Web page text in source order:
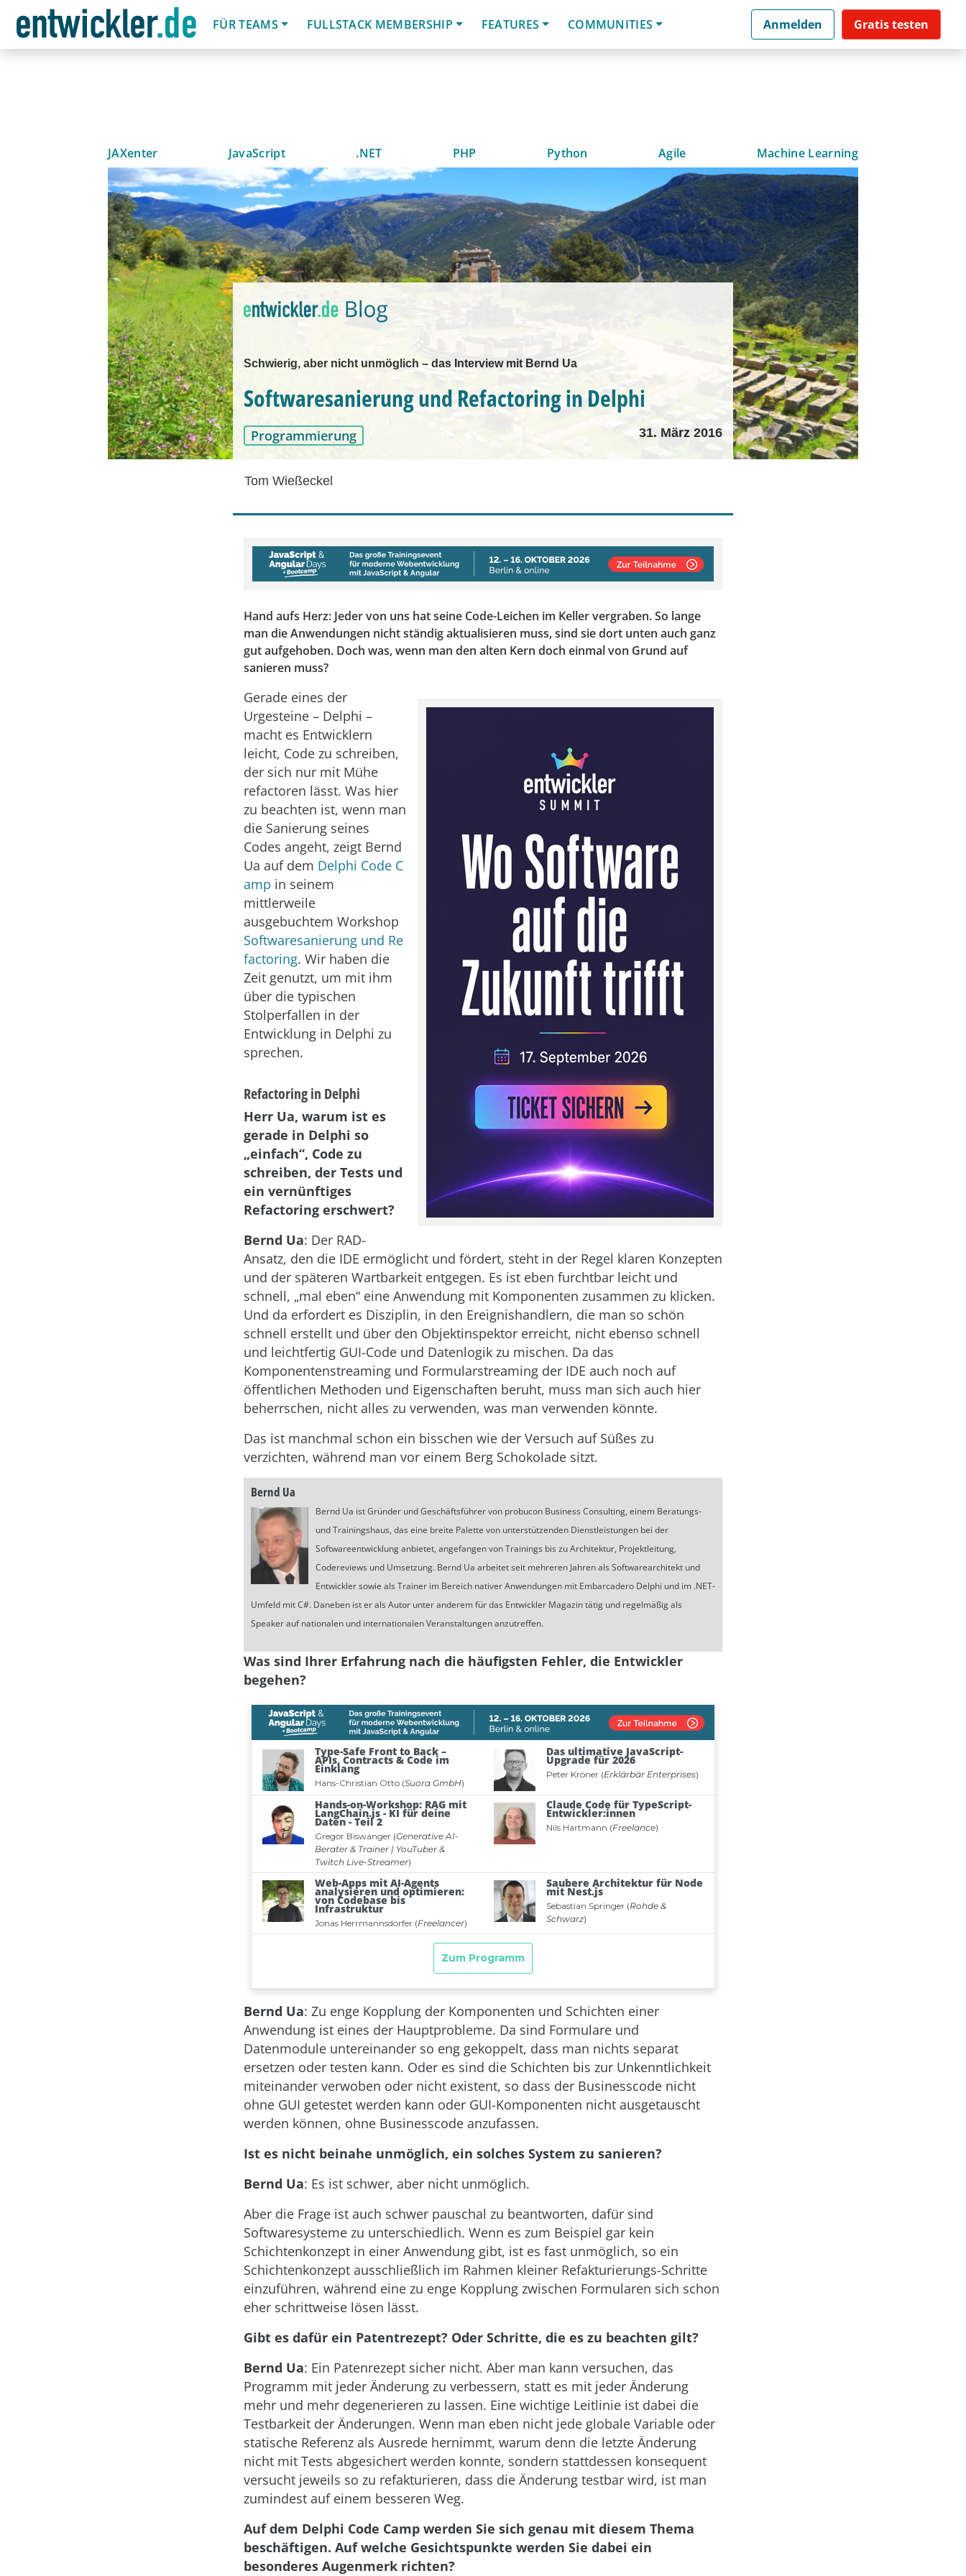
FÜR TEAMS
FULLSTACK MEMBERSHIP FEATURES COMMUNITIES Anmelden Gratis testen
JAXenter JavaScript .NET PHP Python Agile Machine Learning
Schwierig, aber nicht unmöglich – das Interview mit Bernd Ua
Softwaresanierung und Refactoring in Delphi
Programmierung 31. März 2016
Tom Wießeckel
Hand aufs Herz: Jeder von uns hat seine Code-Leichen im Keller vergraben. So lange
man die Anwendungen nicht ständig aktualisieren muss, sind sie dort unten auch ganz
gut aufgehoben. Doch was, wenn man den alten Kern doch einmal von Grund auf
sanieren muss?
Gerade eines der
Urgesteine – Delphi –
macht es Entwicklern
leicht, Code zu schreiben,
der sich nur mit Mühe
refactoren lässt. Was hier
zu beachten ist, wenn man
die Sanierung seines
Codes angeht, zeigt Bernd
Ua auf dem Delphi Code C
amp in seinem
mittlerweile
ausgebuchtem Workshop
Softwaresanierung und Re
factoring. Wir haben die
Zeit genutzt, um mit ihm
über die typischen
Stolperfallen in der
Entwicklung in Delphi zu
sprechen.
Refactoring in Delphi
Herr Ua, warum ist es
gerade in Delphi so
„einfach“, Code zu
schreiben, der Tests und
ein vernünftiges
Refactoring erschwert?
Bernd Ua: Der RAD-
Ansatz, den die IDE ermöglicht und fördert, steht in der Regel klaren Konzepten
und der späteren Wartbarkeit entgegen. Es ist eben furchtbar leicht und
schnell, „mal eben“ eine Anwendung mit Komponenten zusammen zu klicken.
Und da erfordert es Disziplin, in den Ereignishandlern, die man so schön
schnell erstellt und über den Objektinspektor erreicht, nicht ebenso schnell
und leichtfertig GUI-Code und Datenlogik zu mischen. Da das
Komponentenstreaming und Formularstreaming der IDE auch noch auf
öffentlichen Methoden und Eigenschaften beruht, muss man sich auch hier
beherrschen, nicht alles zu verwenden, was man verwenden könnte.
Das ist manchmal schon ein bisschen wie der Versuch auf Süßes zu
verzichten, während man vor einem Berg Schokolade sitzt.
Bernd Ua
Bernd Ua ist Gründer und Geschäftsführer von probucon Business Consulting, einem Beratungs-
und Trainingshaus, das eine breite Palette von unterstützenden Dienstleistungen bei der
Softwareentwicklung anbietet, angefangen von Trainings bis zu Architektur, Projektleitung,
Codereviews und Umsetzung. Bernd Ua arbeitet seit mehreren Jahren als Softwarearchitekt und
Entwickler sowie als Trainer im Bereich nativer Anwendungen mit Embarcadero Delphi und im .NET-
Umfeld mit C#. Daneben ist er als Autor unter anderem für das Entwickler Magazin tätig und regelmäßig als
Speaker auf nationalen und internationalen Veranstaltungen anzutreffen.
Was sind Ihrer Erfahrung nach die häufigsten Fehler, die Entwickler
begehen?
Bernd Ua: Zu enge Kopplung der Komponenten und Schichten einer
Anwendung ist eines der Hauptprobleme. Da sind Formulare und
Datenmodule untereinander so eng gekoppelt, dass man nichts separat
ersetzen oder testen kann. Oder es sind die Schichten bis zur Unkenntlichkeit
miteinander verwoben oder nicht existent, so dass der Businesscode nicht
ohne GUI getestet werden kann oder GUI-Komponenten nicht ausgetauscht
werden können, ohne Businesscode anzufassen.
Ist es nicht beinahe unmöglich, ein solches System zu sanieren?
Bernd Ua: Es ist schwer, aber nicht unmöglich.
Aber die Frage ist auch schwer pauschal zu beantworten, dafür sind
Softwaresysteme zu unterschiedlich. Wenn es zum Beispiel gar kein
Schichtenkonzept in einer Anwendung gibt, ist es fast unmöglich, so ein
Schichtenkonzept ausschließlich im Rahmen kleiner Refakturierungs-Schritte
einzuführen, während eine zu enge Kopplung zwischen Formularen sich schon
eher schrittweise lösen lässt.
Gibt es dafür ein Patentrezept? Oder Schritte, die es zu beachten gilt?
Bernd Ua: Ein Patenrezept sicher nicht. Aber man kann versuchen, das
Programm mit jeder Änderung zu verbessern, statt es mit jeder Änderung
mehr und mehr degenerieren zu lassen. Eine wichtige Leitlinie ist dabei die
Testbarkeit der Änderungen. Wenn man eben nicht jede globale Variable oder
statische Referenz als Ausrede hernimmt, warum denn die letzte Änderung
nicht mit Tests abgesichert werden konnte, sondern stattdessen konsequent
versucht jeweils so zu refakturieren, dass die Änderung testbar wird, ist man
zumindest auf einem besseren Weg.
Auf dem Delphi Code Camp werden Sie sich genau mit diesem Thema
beschäftigen. Auf welche Gesichtspunkte werden Sie dabei ein
besonderes Augenmerk richten?